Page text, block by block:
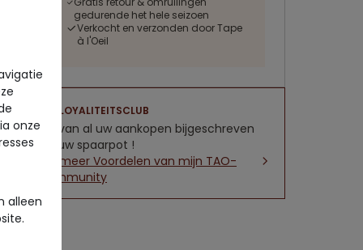
gedurende het hele seizoen
Verkocht en verzonden door Tape
à l'Oeil
LOYALITEITSCLUB
5% van al uw aankopen bijgeschreven
op uw spaarpot !
Zie meer Voordelen van mijn TAO-
community
onze
alleen